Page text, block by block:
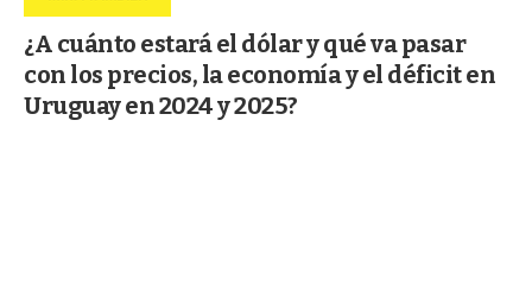
¿A cuánto estará el dólar y qué va pasar
con los precios, la economía y el déficit en
Uruguay en 2024 y 2025?